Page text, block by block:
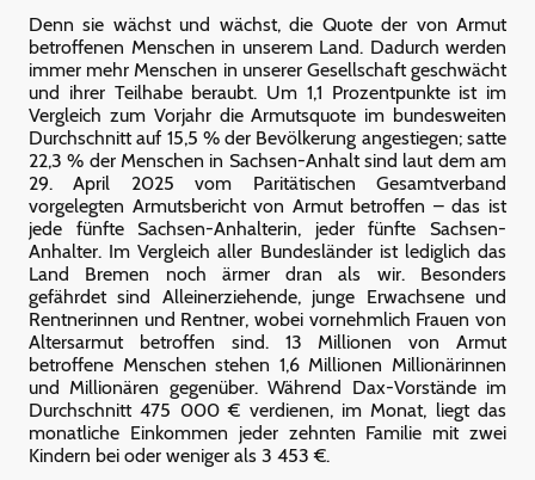
Denn sie wächst und wächst, die Quote der von Armut
betroffenen Menschen in unserem Land. Dadurch werden
immer mehr Menschen in unserer Gesellschaft geschwächt
und ihrer Teilhabe beraubt. Um 1,1 Prozentpunkte ist im
Vergleich zum Vorjahr die Armutsquote im bundesweiten
Durchschnitt auf 15,5 % der Bevölkerung angestiegen; satte
22,3 % der Menschen in Sachsen-Anhalt sind laut dem am
29. April 2025 vom Paritätischen Gesamtverband
vorgelegten Armutsbericht von Armut betroffen – das ist
jede fünfte Sachsen-Anhalterin, jeder fünfte Sachsen-
Anhalter. Im Vergleich aller Bundesländer ist lediglich das
Land Bremen noch ärmer dran als wir. Besonders
gefährdet sind Alleinerziehende, junge Erwachsene und
Rentnerinnen und Rentner, wobei vornehmlich Frauen von
Altersarmut betroffen sind. 13 Millionen von Armut
betroffene Menschen stehen 1,6 Millionen Millionärinnen
und Millionären gegenüber. Während Dax-Vorstände im
Durchschnitt 475 000 € verdienen, im Monat, liegt das
monatliche Einkommen jeder zehnten Familie mit zwei
Kindern bei oder weniger als 3 453 €.